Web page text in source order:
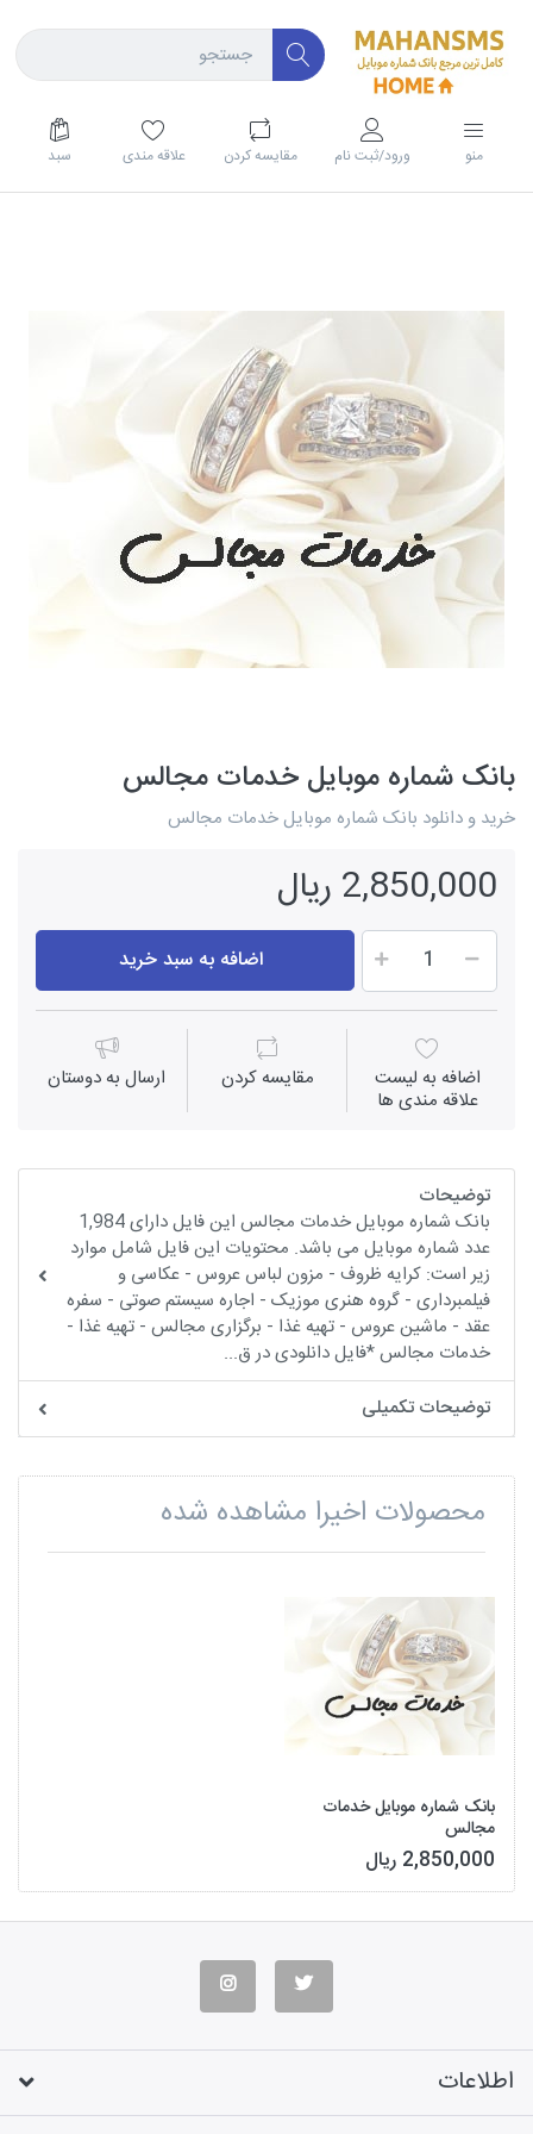
منو ورود/ثبت نام مقايسه كردن علاقه مندی سبد
بانک شماره موبایل خدمات مجالس
خرید و دانلود بانک شماره موبایل خدمات مجالس
2,850,000 ریال
اضافه به سبد خرید
اضافه به لیست
علاقه مندی ها
مقايسه كردن ارسال به دوستان
توضیحات
بانک شماره موبایل خدمات مجالس این فایل دارای 1,984
عدد شماره موبایل می باشد. محتویات این فایل شامل موارد
زیر است: کرایه ظروف - مزون لباس عروس - عکاسی و
فیلمبرداری - گروه هنری موزیک - اجاره سیستم صوتی - سفره
عقد - ماشین عروس - تهیه غذا - برگزاری مجالس - تهیه غذا -
خدمات مجالس *فایل دانلودی در ق...
توضیحات تکمیلی
محصولات اخیرا مشاهده شده
بانک شماره موبایل خدمات
مجالس
2,850,000 ریال
اطلاعات